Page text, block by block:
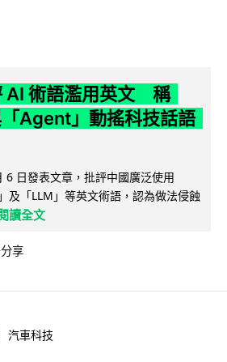
AI 術語濫用英文 稱
「Agent」動搖科技話語
6 日發表文章，批評中國廣泛使用
及「LLM」等英文術語，認為做法侵蝕
讀全文
分享
汽車科技